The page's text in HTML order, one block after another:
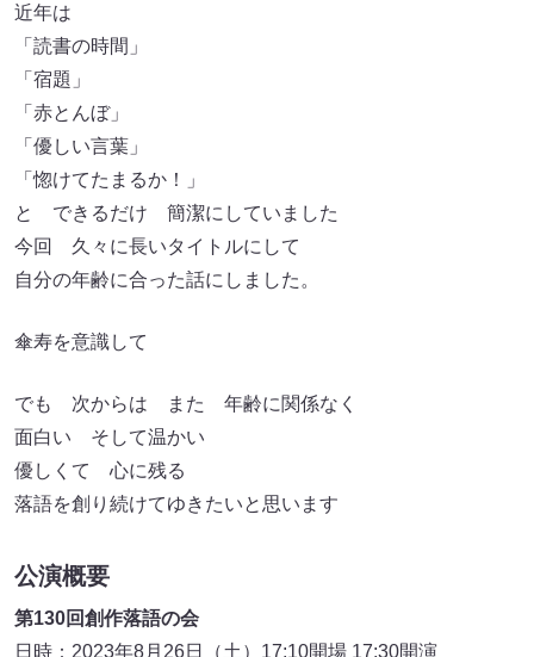
近年は
「読書の時間」
「宿題」
「赤とんぼ」
「優しい言葉」
「惚けてたまるか！」
と できるだけ 簡潔にしていました
今回 久々に長いタイトルにして
自分の年齢に合った話にしました。
傘寿を意識して
でも 次からは また 年齢に関係なく
面白い そして温かい
優しくて 心に残る
落語を創り続けてゆきたいと思います
公演概要
第130回創作落語の会
日時：2023年8月26日（土）17:10開場 17:30開演